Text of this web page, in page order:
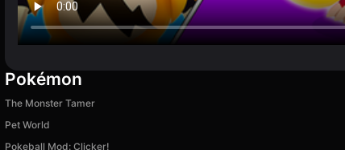
Pokémon
The Monster Tamer
Pet World
Pokeball Mod: Clicker!